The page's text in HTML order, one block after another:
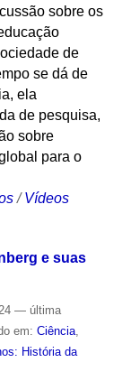
sobre os
de
se dá de
ela
de pesquisa,
sobre
para o
/ Vídeos
e suas
— última
em: Ciência,
História da